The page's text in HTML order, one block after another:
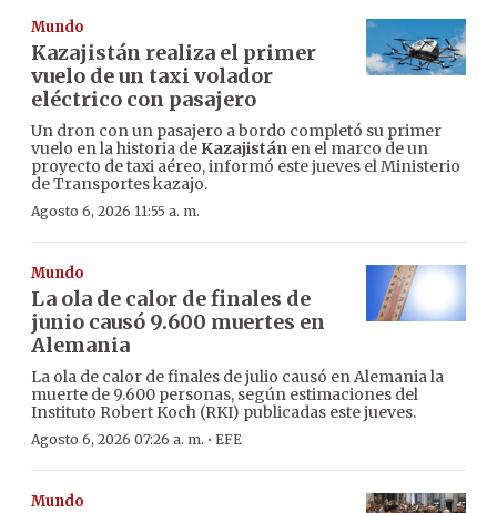
Mundo
Kazajistán realiza el primer
vuelo de un taxi volador
eléctrico con pasajero
Un dron con un pasajero a bordo completó su primer
vuelo en la historia de Kazajistán en el marco de un
proyecto de taxi aéreo, informó este jueves el Ministerio
de Transportes kazajo.
Agosto 6, 2026 11:55 a. m.
Mundo
La ola de calor de finales de
junio causó 9.600 muertes en
Alemania
La ola de calor de finales de julio causó en Alemania la
muerte de 9.600 personas, según estimaciones del
Instituto Robert Koch (RKI) publicadas este jueves.
Agosto 6, 2026 07:26 a. m. · EFE
Mundo